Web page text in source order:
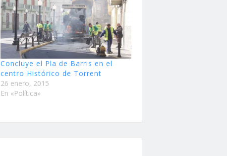
Concluye el Pla de Barris en el
centro Histórico de Torrent
26 enero, 2015
En «Política»